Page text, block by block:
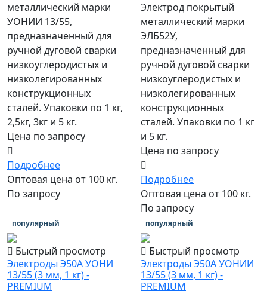
металлический марки
УОНИИ 13/55,
предназначенный для
ручной дуговой сварки
низкоуглеродистых и
низколегированных
конструкционных
сталей. Упаковки по 1 кг,
2,5кг, 3кг и 5 кг.
Цена по запросу
Подробнее
Оптовая цена от 100 кг.
По запросу
Электрод покрытый
металлический марки
ЭЛБ52У,
предназначенный для
ручной дуговой сварки
низкоуглеродистых и
низколегированных
конструкционных
сталей. Упаковки по 1 кг
и 5 кг.
Цена по запросу
Подробнее
Оптовая цена от 100 кг.
По запросу
популярный
Быстрый просмотр
Электроды Э50А УОНИ
13/55 (3 мм, 1 кг) -
PREMIUM
популярный
Быстрый просмотр
Электроды Э50А УОНИИ
13/55 (3 мм, 1 кг) -
PREMIUM